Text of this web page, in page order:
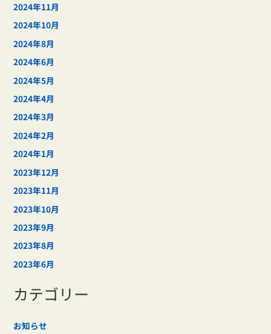
2024年11月
2024年10月
2024年8月
2024年6月
2024年5月
2024年4月
2024年3月
2024年2月
2024年1月
2023年12月
2023年11月
2023年10月
2023年9月
2023年8月
2023年6月
カテゴリー
お知らせ